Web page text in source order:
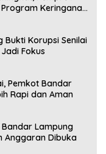
Keringanan
Bukti Korupsi Senilai
Jadi Fokus
Pemkot Bandar
Rapi dan Aman
Lampung
Anggaran Dibuka